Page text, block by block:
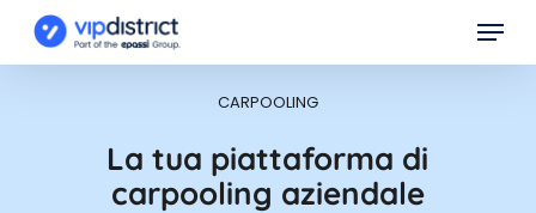
Menu
CARPOOLING
La tua piattaforma di
carpooling aziendale